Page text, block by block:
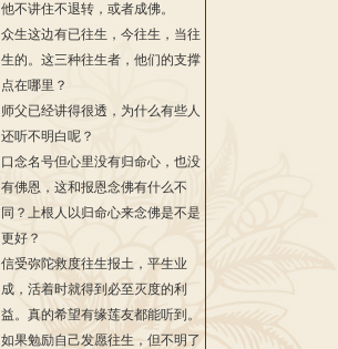
他不讲住不退转，或者成佛。
众生这边有已往生，今往生，当往
生的。这三种往生者，他们的支撑
点在哪里？
师父已经讲得很透，为什么有些人
还听不明白呢？
口念名号但心里没有归命心，也没
有佛恩，这和报恩念佛有什么不
同？上根人以归命心来念佛是不是
更好？
信受弥陀救度往生报土，平生业
成，活着时就得到必至灭度的利
益。真的希望有缘莲友都能听到。
如果勉励自己发愿往生，但不明了